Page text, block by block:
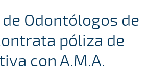
Odontólogos de
póliza de
con A.M.A.